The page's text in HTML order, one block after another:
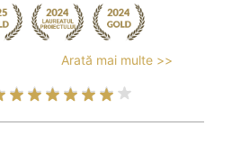
Arată mai multe >>